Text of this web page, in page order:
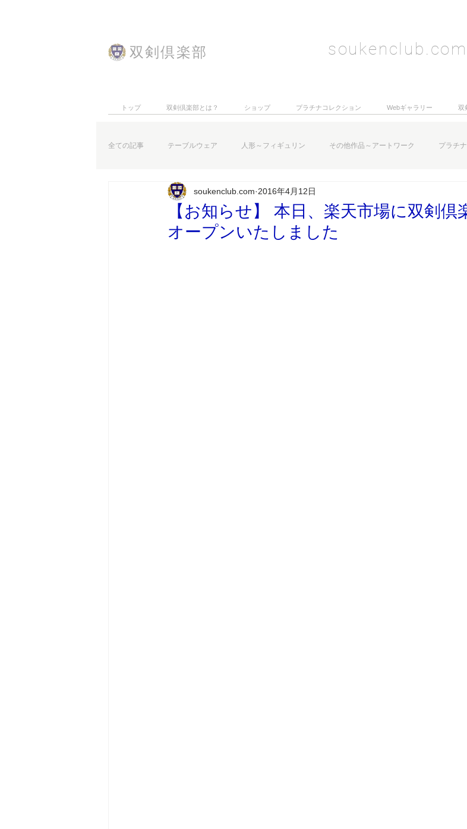
​双剣倶楽部 soukenclub.com
トップ 双剣倶楽部とは？ ショップ プラチナコレクション Webギャラリー 双
全ての記事 テーブルウェア 人形～フィギュリン その他作品～アートワーク プラチ
お知らせなど
【お知らせ】 本日、楽天市場に双剣倶
オープンいたしました
soukenclub.com 2016年4月12日